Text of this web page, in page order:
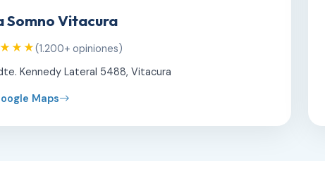
Somno Vitacura
(1.200+ opiniones)
Kennedy Lateral 5488, Vitacura
Maps